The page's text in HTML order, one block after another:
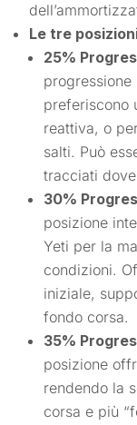
Le tre
25%
preferiscono
reattiva, o
salti. Può
tracciati dove
30%
posizione
Yeti per la
condizioni.
iniziale,
fondo corsa.
35%
posizione
rendendo la
corsa e più